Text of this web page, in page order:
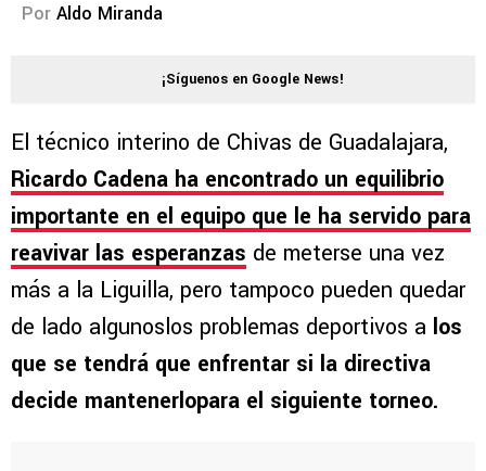
Por Aldo Miranda
¡Síguenos en Google News!
El técnico interino de Chivas de Guadalajara,
Ricardo Cadena ha encontrado un equilibrio
importante en el equipo que le ha servido para
reavivar las esperanzas de meterse una vez
más a la Liguilla, pero tampoco pueden quedar
de lado algunoslos problemas deportivos a los
que se tendrá que enfrentar si la directiva
decide mantenerlopara el siguiente torneo.